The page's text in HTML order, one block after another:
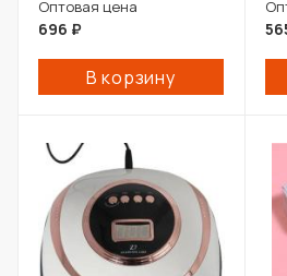
Оптовая цена
696 ₽
В корзину